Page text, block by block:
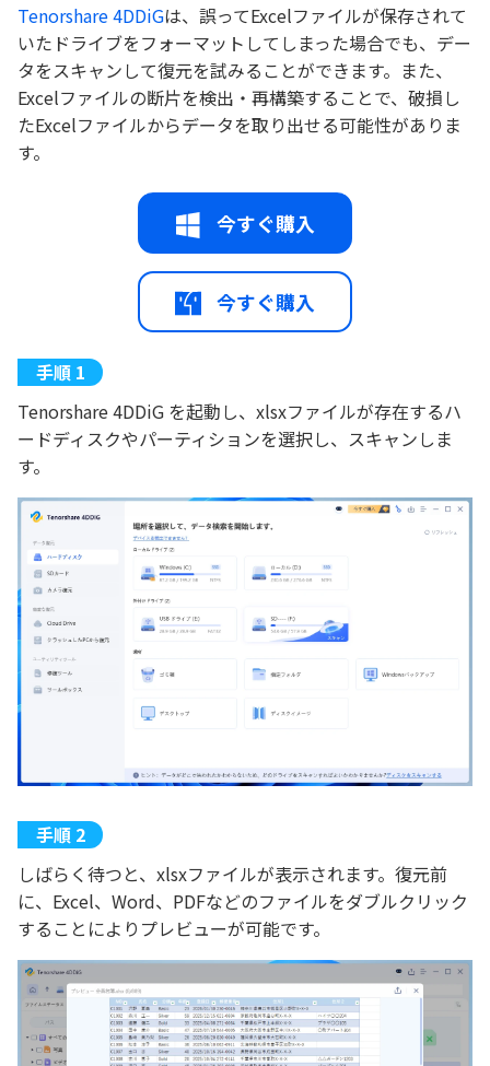
Tenorshare 4DDiGは、誤ってExcelファイルが保存されて
いたドライブをフォーマットしてしまった場合でも、デー
タをスキャンして復元を試みることができます。また、
Excelファイルの断片を検出・再構築することで、破損し
たExcelファイルからデータを取り出せる可能性がありま
す。
今すぐ購入
今すぐ購入
Tenorshare 4DDiG を起動し、xlsxファイルが存在するハ
ードディスクやパーティションを選択し、スキャンしま
す。
しばらく待つと、xlsxファイルが表示されます。復元前
に、Excel、Word、PDFなどのファイルをダブルクリック
することによりプレビューが可能です。